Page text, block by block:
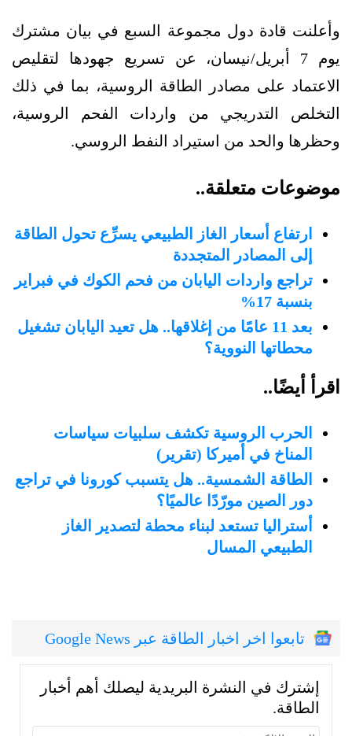
وأعلنت قادة دول مجموعة السبع في بيان مشترك
يوم 7 أبريل/نيسان، عن تسريع جهودها لتقليص
الاعتماد على مصادر الطاقة الروسية، بما في ذلك
التخلص التدريجي من واردات الفحم الروسية،
وحظرها والحد من استيراد النفط الروسي.
موضوعات متعلقة..
ارتفاع أسعار الغاز الطبيعي يسرِّع تحول الطاقة
إلى المصادر المتجددة
تراجع واردات اليابان من فحم الكوك في فبراير
بنسبة 17%
بعد 11 عامًا من إغلاقها.. هل تعيد اليابان تشغيل
محطاتها النووية؟
اقرأ أيضًا..
الحرب الروسية تكشف سلبيات سياسات
المناخ في أميركا (تقرير)
الطاقة الشمسية.. هل يتسبب كورونا في تراجع
دور الصين مورّدًا عالميًا؟
أستراليا تستعد لبناء محطة لتصدير الغاز
الطبيعي المسال
تابعوا اخر اخبار الطاقة عبر Google News
إشترك في النشرة البريدية ليصلك أهم أخبار
الطاقة.